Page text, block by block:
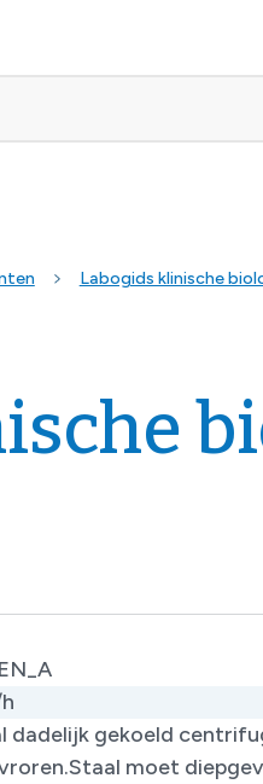
Labogids klinische
dadelijk gekoeld
moet